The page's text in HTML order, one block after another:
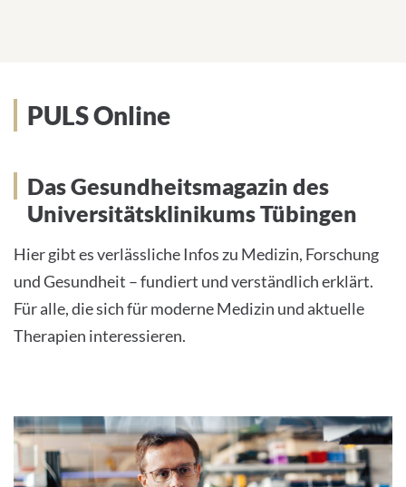
PULS Online
Das Gesundheitsmagazin des
Universitätsklinikums Tübingen
Hier gibt es verlässliche Infos zu Medizin, Forschung
und Gesundheit – fundiert und verständlich erklärt.
Für alle, die sich für moderne Medizin und aktuelle
Therapien interessieren.